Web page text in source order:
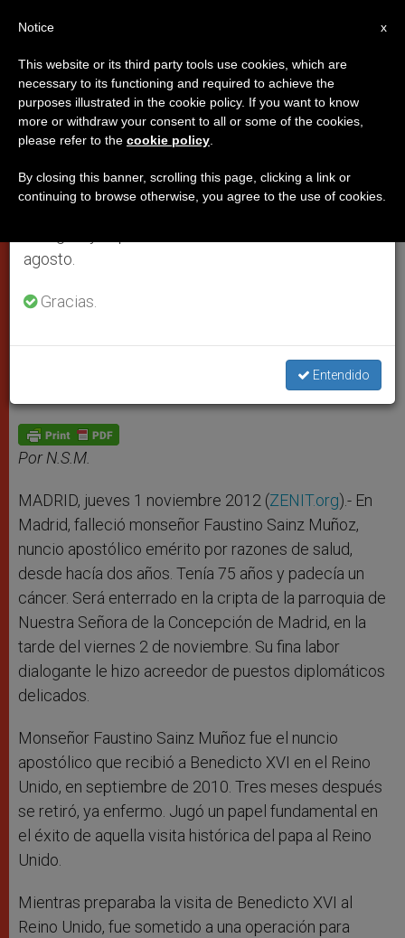
Falleció monseñor Faustino
Sáinz Muñoz, nuncio emérito
acreedor de puestos diplomáticos
delicados
W
s
A
p
p
M
e
n
g
e
r
F
b
o
o
k
T
t
e
S
e
Por N.S.M.
MADRID, jueves 1 noviembre 2012 (ZENIT.org).- En
Madrid, falleció monseñor Faustino Sainz Muñoz,
nuncio apostólico emérito por razones de salud,
desde hacía dos años. Tenía 75 años y padecía un
cáncer. Será enterrado en la cripta de la parroquia de
Nuestra Señora de la Concepción de Madrid, en la
tarde del viernes 2 de noviembre. Su fina labor
dialogante le hizo acreedor de puestos diplomáticos
delicados.
Monseñor Faustino Sainz Muñoz fue el nuncio
apostólico que recibió a Benedicto XVI en el Reino
Unido, en septiembre de 2010. Tres meses después
se retiró, ya enfermo. Jugó un papel fundamental en
el éxito de aquella visita histórica del papa al Reino
Unido.
Mientras preparaba la visita de Benedicto XVI al
Reino Unido, fue sometido a una operación para
×
Aviso importante
Del 27 de julio al 7 de agosto haremos la pausa
anual, aprovechando que en el periodo de verano
se generan menos informaciones y también el
agosto.
Gracias.
Entendido
x
Notice
This website or its third party tools use cookies, which are
necessary to its functioning and required to achieve the
purposes illustrated in the cookie policy. If you want to know
more or withdraw your consent to all or some of the cookies,
please refer to the cookie policy
By closing this banner, scrolling this page, clicking a link or
continuing to browse otherwise, you agree to the use of cookies.